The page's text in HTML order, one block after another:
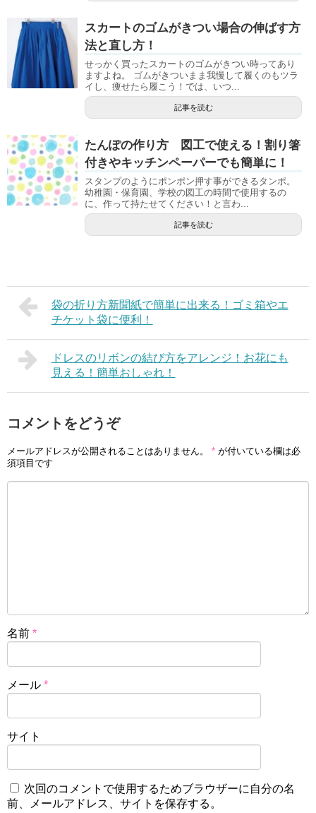
スカートのゴムがきつい場合の伸ばす方
法と直し方！
せっかく買ったスカートのゴムがきつい時ってあり
ますよね。 ゴムがきついまま我慢して履くのもツラ
イし、痩せたら履こう！では、いつ...
記事を読む
たんぽの作り方 図工で使える！割り箸
付きやキッチンペーパーでも簡単に！
スタンプのようにポンポン押す事ができるタンポ。
幼稚園・保育園、学校の図工の時間で使用するの
に、作って持たせてください！と言わ...
記事を読む
袋の折り方新聞紙で簡単に出来る！ゴミ箱やエ
チケット袋に便利！
ドレスのリボンの結び方をアレンジ！お花にも
見える！簡単おしゃれ！
コメントをどうぞ
メールアドレスが公開されることはありません。 * が付いている欄は必
須項目です
名前 *
メール *
サイト
次回のコメントで使用するためブラウザーに自分の名
前、メールアドレス、サイトを保存する。